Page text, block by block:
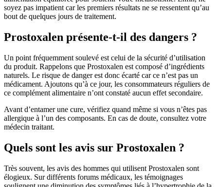
soyez pas impatient car les premiers résultats ne se ressentent qu’au
bout de quelques jours de traitement.
Prostoxalen présente-t-il des dangers ?
Un point fréquemment soulevé est celui de la sécurité d’utilisation
du produit. Rappelons que Prostoxalen est composé d’ingrédients
naturels. Le risque de danger est donc écarté car ce n’est pas un
médicament. Ajoutons qu’à ce jour, les consommateurs réguliers de
ce complément alimentaire n’ont constaté aucun effet secondaire.
Avant d’entamer une cure, vérifiez quand même si vous n’êtes pas
allergique à l’un des composants. En cas de doute, consultez votre
médecin traitant.
Quels sont les avis sur Prostoxalen ?
Très souvent, les avis des hommes qui utilisent Prostoxalen sont
élogieux. Sur différents forums médicaux, les témoignages